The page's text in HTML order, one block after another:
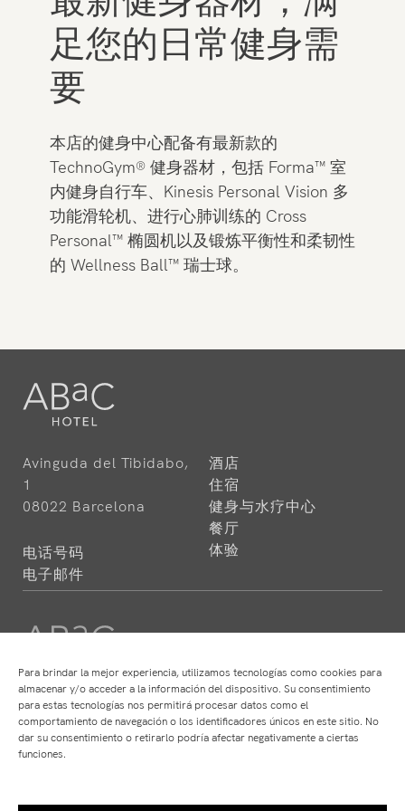
Para brindar la mejor experiencia, utilizamos tecnologías como cookies para
almacenar y/o acceder a la información del dispositivo. Su consentimiento
para estas tecnologías nos permitirá procesar datos como el
comportamiento de navegación o los identificadores únicos en este sitio. No
dar su consentimiento o retirarlo podría afectar negativamente a ciertas
funciones.
足您的日常健身需
要
本店的健身中心配备有最新款的
TechnoGym® 健身器材，包括 Forma™ 室
内健身自行车、Kinesis Personal Vision 多
功能滑轮机、进行心肺训练的 Cross
Personal™ 椭圆机以及锻炼平衡性和柔韧性
的 Wellness Ball™ 瑞士球。
Avinguda del Tibidabo,
1
08022 Barcelona
电话号码
电子邮件
酒店
住宿
健身与水疗中心
餐厅
体验
酒店
ABaC
Cram
餐厅
ABaC